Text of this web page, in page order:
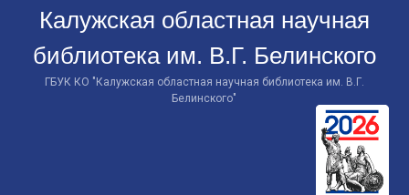
Калужская областная научная
библиотека им. В.Г. Белинского
ГБУК КО "Калужская областная научная библиотека им. В.Г.
Белинского"